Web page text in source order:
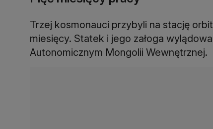
Trzej kosmonauci przybyli na stację
miesięcy. Statek i jego załoga
Autonomicznym Mongolii Wewnętrznej.